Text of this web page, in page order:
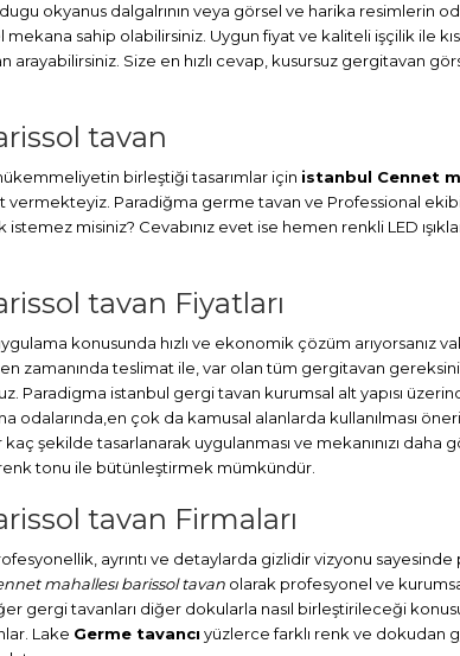
okyanus dalgalrının veya görsel ve harika resimlerin
sahip olabilirsiniz. Uygun fiyat ve kaliteli işçilik ile
Size en hızlı cevap, kusursuz gergitavan
tavan
birleştiği tasarımlar için istanbul Cennet
vermekteyiz. Paradiğma germe tavan ve Professional
misiniz? Cevabınız evet ise hemen renkli LED
tavan Fiyatları
konusunda hızlı ve ekonomik çözüm arıyorsanız
zamanında teslimat ile, var olan tüm gergitavan
Paradigma istanbul gergi tavan kurumsal alt yapısı
çok da kamusal alanlarda kullanılması
kaç şekilde tasarlanarak uygulanması ve mekanınızı
tonu ile bütünleştirmek mümkündür.
tavan Firmaları
ayrıntı ve detaylarda gizlidir vizyonu
mahallesı barissol tavan olarak profesyonel ve
gergi tavanları diğer dokularla nasıl birleştirileceği
Lake Germe tavancı yüzlerce farklı renk ve dokudan